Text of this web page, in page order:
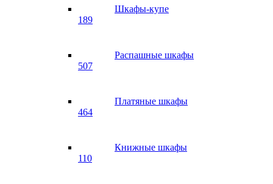
Шкафы-купе
189
Распашные шкафы
507
Платяные шкафы
464
Книжные шкафы
110